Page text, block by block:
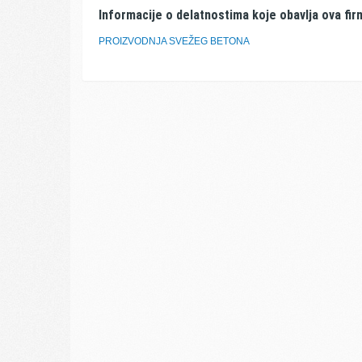
Informacije o delatnostima koje obavlja ova
PROIZVODNJA SVEŽEG BETONA